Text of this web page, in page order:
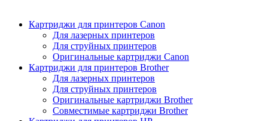
Картриджи для принтеров Сanon
Для лазерных принтеров
Для струйных принтеров
Оригинальные картриджи Canon
Картриджи для принтеров Brother
Для лазерных принтеров
Для струйных принтеров
Оригинальные картриджи Brother
Совместимые картриджи Brother